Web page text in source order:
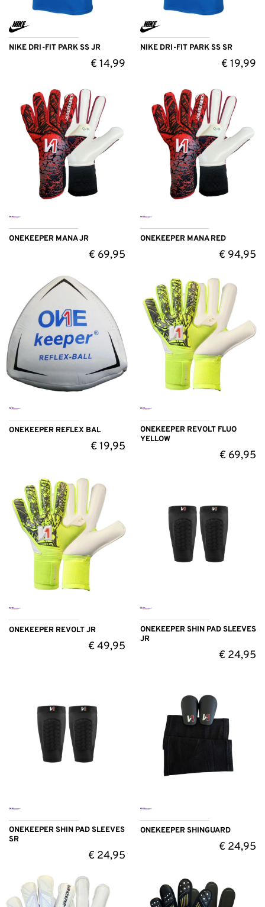
NIKE DRI-FIT PARK SS JR
€14,99
NIKE DRI-FIT PARK SS SR
€19,99
ONEKEEPER MANA JR
€69,95
ONEKEEPER MANA RED
€ 94,95
ONEKEEPER REFLEX BAL
€19,95
ONEKEEPER REVOLT FLUO
YELLOW
€ 69,95
ONEKEEPER REVOLT JR
€49,95
ONEKEEPER SHIN PAD SLEEVES
JR
€ 24,95
ONEKEEPER SHIN PAD SLEEVES
SR
€24,95
ONEKEEPER SHINGUARD
€ 24,95